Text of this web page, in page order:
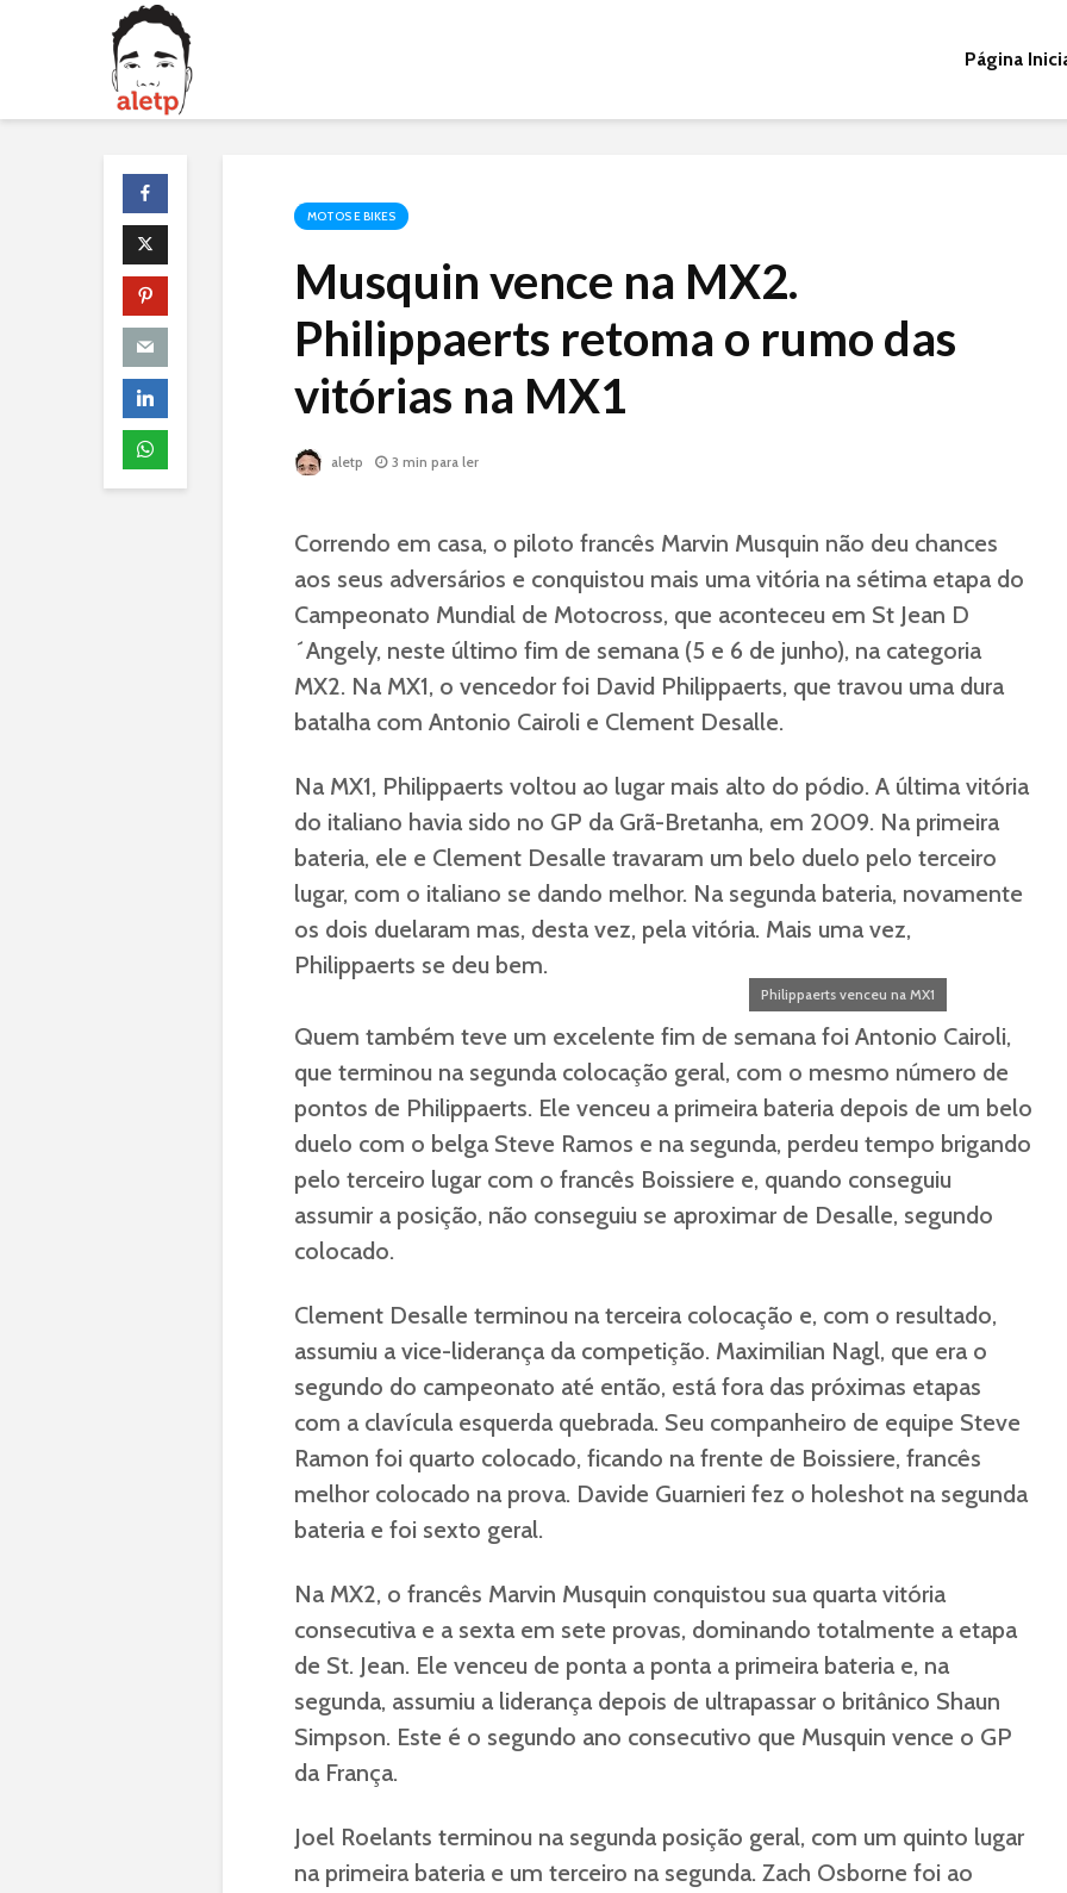
Página
MOTOS E BIKES
Musquin vence na MX2.
Philippaerts retoma o rumo das
vitórias na MX1
aletp 3 min para ler
Correndo em casa, o piloto francês Marvin Musquin não deu chances
aos seus adversários e conquistou mais uma vitória na sétima etapa do
Campeonato Mundial de Motocross, que aconteceu em St Jean D
´Angely, neste último fim de semana (5 e 6 de junho), na categoria
MX2. Na MX1, o vencedor foi David Philippaerts, que travou uma dura
batalha com Antonio Cairoli e Clement Desalle.
Na MX1, Philippaerts voltou ao lugar mais alto do pódio. A última vitória
do italiano havia sido no GP da Grã-Bretanha, em 2009. Na primeira
bateria, ele e Clement Desalle travaram um belo duelo pelo terceiro
lugar, com o italiano se dando melhor. Na segunda bateria, novamente
os dois duelaram mas, desta vez, pela vitória. Mais uma vez,
Philippaerts se deu bem.
Philippaerts venceu na MX1
Quem também teve um excelente fim de semana foi Antonio Cairoli,
que terminou na segunda colocação geral, com o mesmo número de
pontos de Philippaerts. Ele venceu a primeira bateria depois de um belo
duelo com o belga Steve Ramos e na segunda, perdeu tempo brigando
pelo terceiro lugar com o francês Boissiere e, quando conseguiu
assumir a posição, não conseguiu se aproximar de Desalle, segundo
colocado.
Clement Desalle terminou na terceira colocação e, com o resultado,
assumiu a vice-liderança da competição. Maximilian Nagl, que era o
segundo do campeonato até então, está fora das próximas etapas
com a clavícula esquerda quebrada. Seu companheiro de equipe Steve
Ramon foi quarto colocado, ficando na frente de Boissiere, francês
melhor colocado na prova. Davide Guarnieri fez o holeshot na segunda
bateria e foi sexto geral.
Na MX2, o francês Marvin Musquin conquistou sua quarta vitória
consecutiva e a sexta em sete provas, dominando totalmente a etapa
de St. Jean. Ele venceu de ponta a ponta a primeira bateria e, na
segunda, assumiu a liderança depois de ultrapassar o britânico Shaun
Simpson. Este é o segundo ano consecutivo que Musquin vence o GP
da França.
Joel Roelants terminou na segunda posição geral, com um quinto lugar
na primeira bateria e um terceiro na segunda. Zach Osborne foi ao